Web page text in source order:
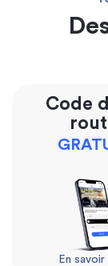
Code
En savoir